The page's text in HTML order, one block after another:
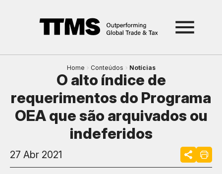
Home Conteúdos Notícias
O alto índice de
requerimentos do Programa
OEA que são arquivados ou
indeferidos
27 Abr 2021